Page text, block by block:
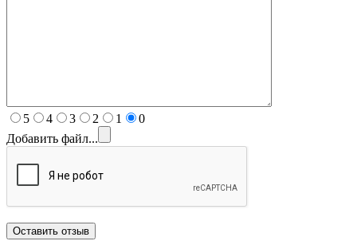
5 4 3 2 1
0
Добавить файл...